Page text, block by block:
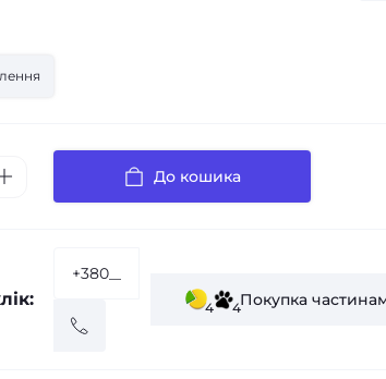
До кошика
4 4Покупка